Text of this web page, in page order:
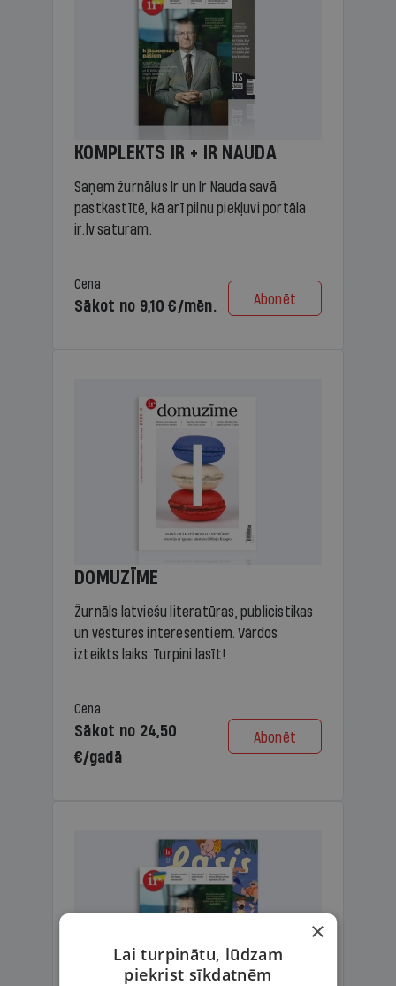
KOMPLEKTS IR + IR NAUDA
Saņem žurnālus Ir un Ir Nauda savā
pastkastītē, kā arī pilnu piekļuvi portāla
ir.lv saturam.
Cena
Sākot no 9,10 €/mēn. Abonēt
DOMUZĪME
Žurnāls latviešu literatūras, publicistikas
un vēstures interesentiem. Vārdos
izteikts laiks. Turpini lasīt!
Cena
Sākot no 24,50
€/gadā
Abonēt
×
Lai turpinātu, lūdzam
piekrist sīkdatnēm